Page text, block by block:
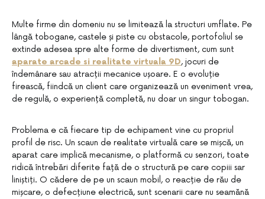
Multe firme din domeniu nu se limitează la structuri umflate. Pe
lângă tobogane, castele și piste cu obstacole, portofoliul se
extinde adesea spre alte forme de divertisment, cum sunt
aparate arcade si realitate virtuala 9D, jocuri de
îndemânare sau atracții mecanice ușoare. E o evoluție
firească, fiindcă un client care organizează un eveniment vrea,
de regulă, o experiență completă, nu doar un singur tobogan.
Problema e că fiecare tip de echipament vine cu propriul
profil de risc. Un scaun de realitate virtuală care se mișcă, un
aparat care implică mecanisme, o platformă cu senzori, toate
ridică întrebări diferite față de o structură pe care copiii sar
liniștiți. O cădere de pe un scaun mobil, o reacție de rău de
mișcare, o defecțiune electrică, sunt scenarii care nu seamănă